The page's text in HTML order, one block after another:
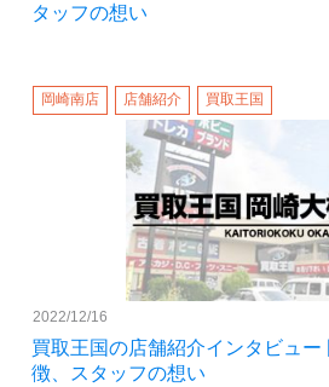
タッフの想い
岡崎南店 店舗紹介 買取王国
2022/12/16
買取王国の店舗紹介インタビュー 岡崎大樹寺店の特
徴、スタッフの想い